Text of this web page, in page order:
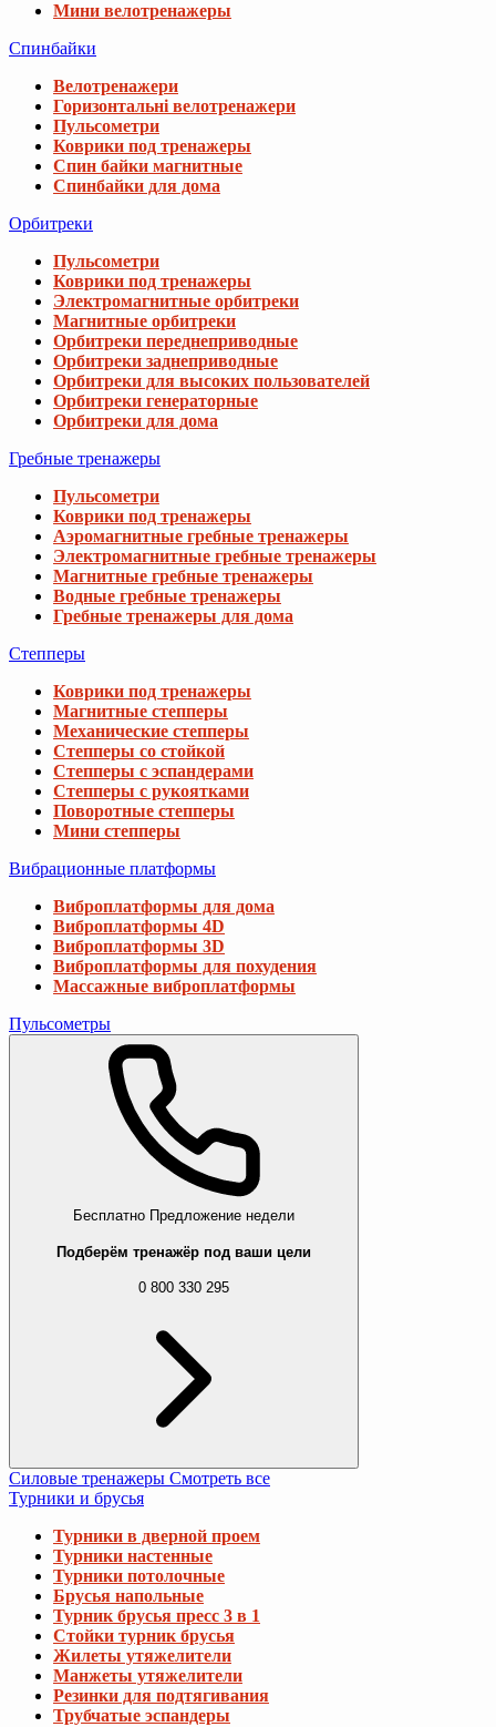
Мини велотренажеры
Спинбайки
Велотренажери
Горизонтальні велотренажери
Пульсометри
Коврики под тренажеры
Спин байки магнитные
Спинбайки для дома
Орбитреки
Пульсометри
Коврики под тренажеры
Электромагнитные орбитреки
Магнитные орбитреки
Орбитреки переднеприводные
Орбитреки заднеприводные
Орбитреки для высоких пользователей
Орбитреки генераторные
Орбитреки для дома
Гребные тренажеры
Пульсометри
Коврики под тренажеры
Аэромагнитные гребные тренажеры
Электромагнитные гребные тренажеры
Магнитные гребные тренажеры
Водные гребные тренажеры
Гребные тренажеры для дома
Степперы
Коврики под тренажеры
Магнитные степперы
Механические степперы
Степперы со стойкой
Степперы с эспандерами
Степперы с рукоятками
Поворотные степперы
Мини степперы
Вибрационные платформы
Виброплатформы для дома
Виброплатформы 4D
Виброплатформы 3D
Виброплатформы для похудения
Массажные виброплатформы
Пульсометры
Бесплатно Предложение недели
Подберём тренажёр под ваши цели
0 800 330 295
Силовые тренажеры Смотреть все
Турники и брусья
Турники в дверной проем
Турники настенные
Турники потолочные
Брусья напольные
Турник брусья пресс 3 в 1
Стойки турник брусья
Жилеты утяжелители
Манжеты утяжелители
Резинки для подтягивания
Трубчатые эспандеры